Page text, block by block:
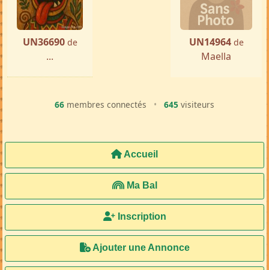
UN36690 de
...
UN14964 de
Maella
66 membres connectés • 645 visiteurs
Accueil
Ma Bal
Inscription
Ajouter une Annonce